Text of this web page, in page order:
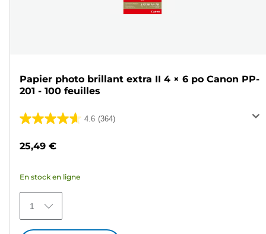
Papier photo brillant extra II 4 × 6 po Canon PP-
201 - 100 feuilles
4.6 (364)
4.6
364
avis
25,49 €
En stock en ligne
1